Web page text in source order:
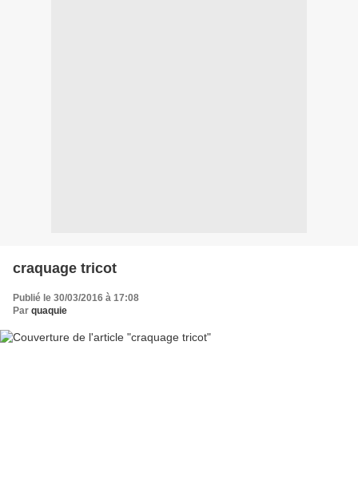
craquage tricot
Publié le 30/03/2016 à 17:08
Par quaquie